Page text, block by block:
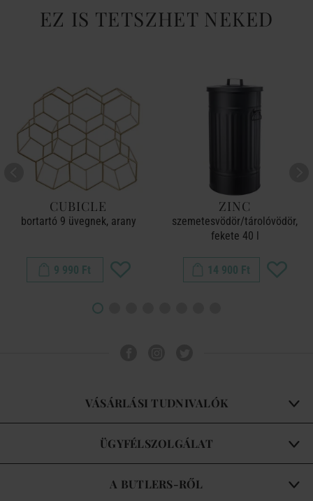
EZ IS TETSZHET NEKED
CUBICLE
bortartó 9 üvegnek, arany
9 990 Ft
ZINC
szemetesvödör/tárolóvödör,
fekete 40 l
14 900 Ft
VÁSÁRLÁSI TUDNIVALÓK
ÜGYFÉLSZOLGÁLAT
A BUTLERS-RŐL